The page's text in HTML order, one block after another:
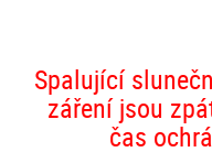
Spalující
záření jsou
čas